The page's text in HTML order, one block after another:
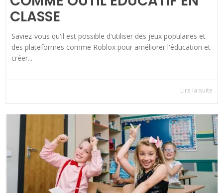
CLASSE
Saviez-vous qu'il est possible d'utiliser des jeux populaires et
des plateformes comme Roblox pour améliorer l'éducation et
créer...
Lire la suite